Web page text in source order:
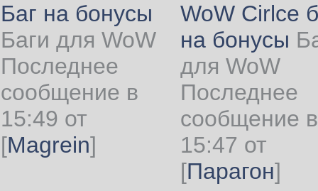
Баг на бонусы
Баги для WoW
Последнее
сообщение в
15:49 от
[Magrein]
WoW Cirlce
на бонусы
для WoW
Последнее
сообщение в
15:47 от
[Парагон]